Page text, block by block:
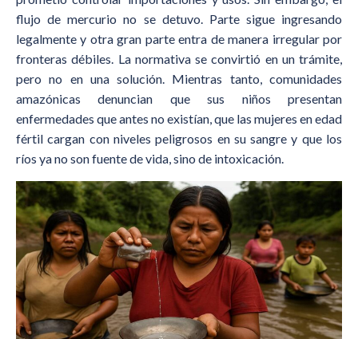
flujo de mercurio no se detuvo. Parte sigue ingresando
legalmente y otra gran parte entra de manera irregular por
fronteras débiles. La normativa se convirtió en un trámite,
pero no en una solución. Mientras tanto, comunidades
amazónicas denuncian que sus niños presentan
enfermedades que antes no existían, que las mujeres en edad
fértil cargan con niveles peligrosos en su sangre y que los
ríos ya no son fuente de vida, sino de intoxicación.